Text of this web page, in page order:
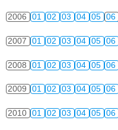
2006 01 02 03 04 05 06
2007 01 02 03 04 05 06
2008 01 02 03 04 05 06
2009 01 02 03 04 05 06
2010 01 02 03 04 05 06